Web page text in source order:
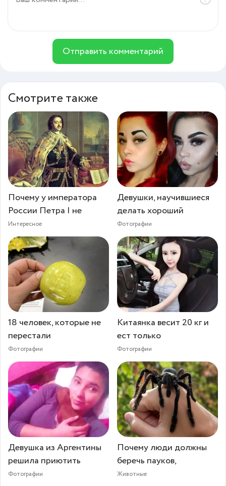
Отправить комментарий
Смотрите также
Почему у императора
России Петра I не
Интересное
Девушки, научившиеся
делать хороший
Фотографии
18 человек, которые не
перестали
Фотографии
Китаянка весит 20 кг и
ест только
Фотографии
Девушка из Аргентины
решила приютить
Фотографии
Почему люди должны
беречь пауков,
Животные